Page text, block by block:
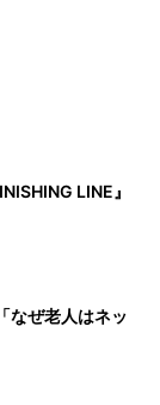
LINE』
なぜ老人はネッ